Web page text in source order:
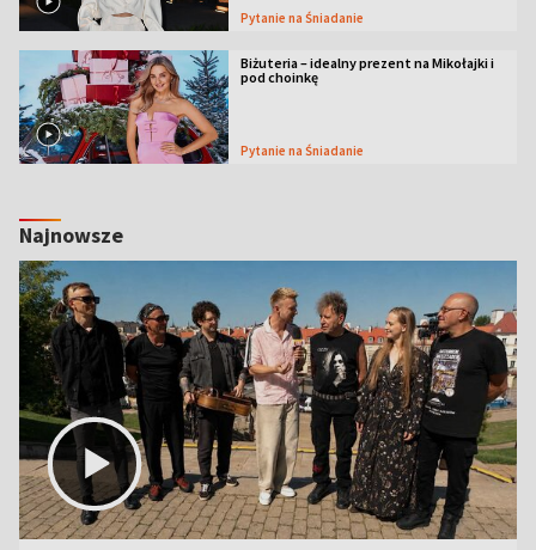
Pytanie na Śniadanie
Biżuteria – idealny prezent na Mikołajki i
pod choinkę
Pytanie na Śniadanie
Najnowsze